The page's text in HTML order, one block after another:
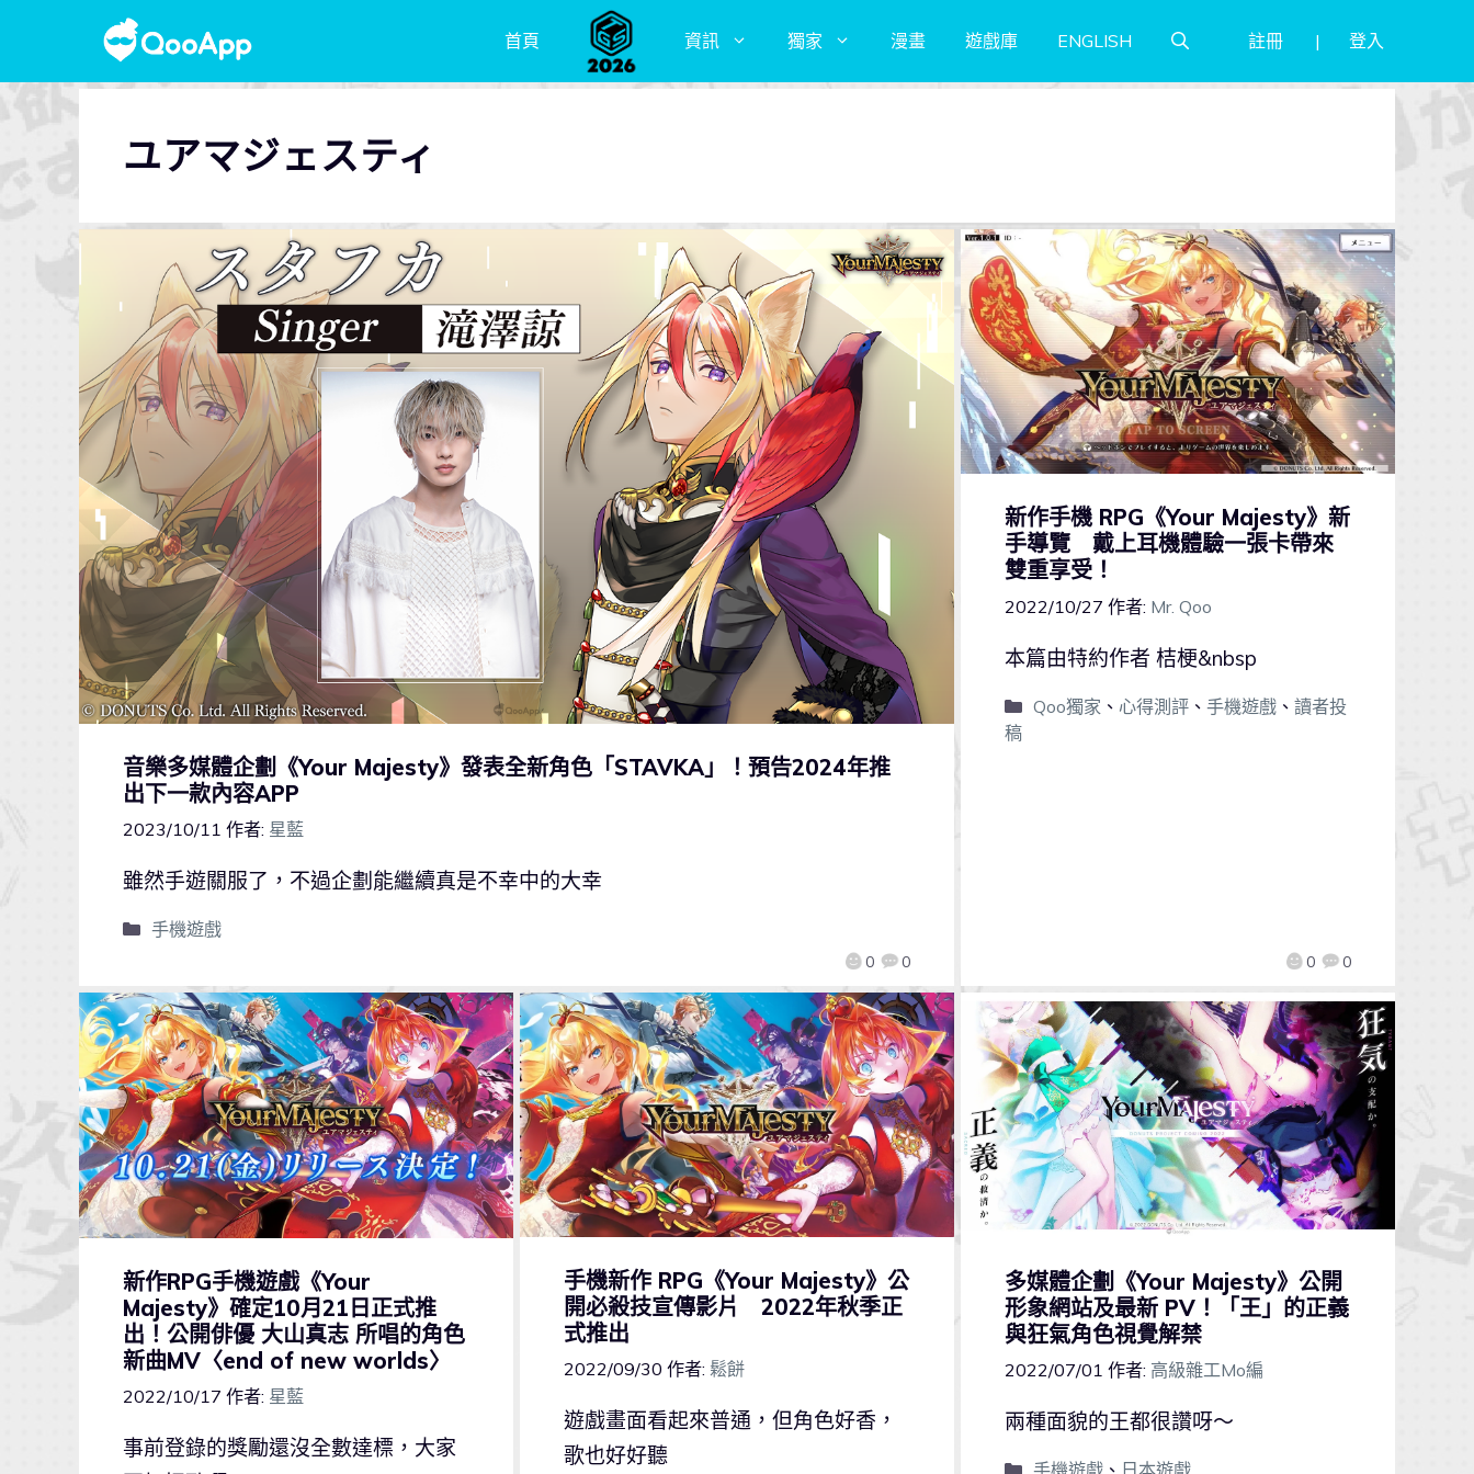
首頁 資訊 獨家 漫畫 遊戲庫 ENGLISH 註冊 登入
ユアマジェスティ
音樂多媒體企劃《Your Majesty》發表全新角色「STAVKA」！預告2024年推
出下一款內容APP
2023/10/11 作者: 星藍
0 0
雖然手遊關服了，不過企劃能繼續真是不幸中的大幸
手機遊戲
新作手機 RPG《Your Majesty》新
手導覽 戴上耳機體驗一張卡帶來
雙重享受！
2022/10/27 作者: Mr. Qoo
0 0
本篇由特約作者 桔梗&nbsp
Qoo獨家 、 心得測評、 手機遊戲、 讀者投
稿
新作RPG手機遊戲《Your
Majesty》確定10月21日正式推
出！公開俳優 大山真志 所唱的角色
新曲MV〈end of new worlds〉
2022/10/17 作者: 星藍
事前登錄的獎勵還沒全數達標，大家
手機新作 RPG《Your Majesty》公
開必殺技宣傳影片 2022年秋季正
式推出
2022/09/30 作者: 鬆餅
遊戲畫面看起來普通，但角色好香，
歌也好好聽
多媒體企劃《Your Majesty》公開
形象網站及最新 PV！「王」的正義
與狂氣角色視覺解禁
2022/07/01 作者: 高級雜工Mo編
兩種面貌的王都很讚呀～
手機遊戲、 日本遊戲